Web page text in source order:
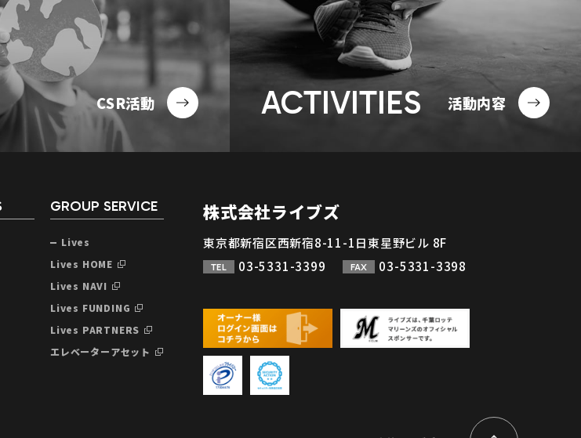
CSR活動 ACTIVITIES 活動内容
GROUP SERVICE
Lives
Lives HOME
Lives NAVI
Lives FUNDING
Lives PARTNERS
エレベーターアセット
株式会社ライブズ
東京都新宿区西新宿8-11-1日東星野ビル 8F
TEL 03-5331-3399 FAX 03-5331-3398